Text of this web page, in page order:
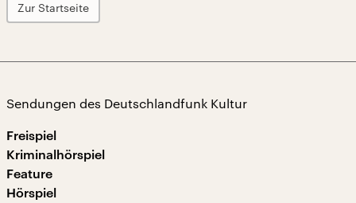
Zur Startseite
Sendungen des Deutschlandfunk Kultur
Freispiel
Kriminalhörspiel
Feature
Hörspiel